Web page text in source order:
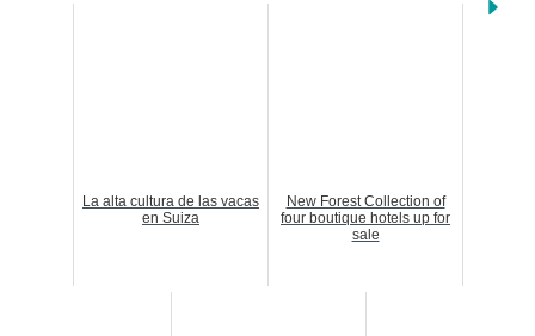
La alta cultura de las vacas
en Suiza
New Forest Collection of
four boutique hotels up for
sale